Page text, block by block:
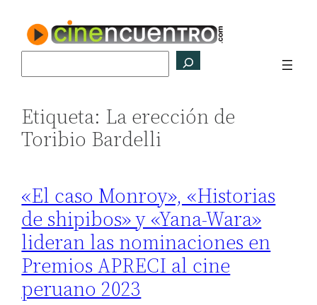
contenido
Etiqueta: La erección de
Toribio Bardelli
«El caso Monroy», «Historias
de shipibos» y «Yana-Wara»
lideran las nominaciones en
Premios APRECI al cine
peruano 2023